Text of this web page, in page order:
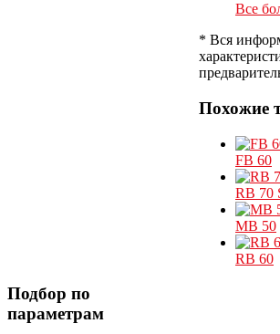
Все
* Вся
Похожие
FB 60
RB 70
MB 50
RB 60
Подбор по
параметрам